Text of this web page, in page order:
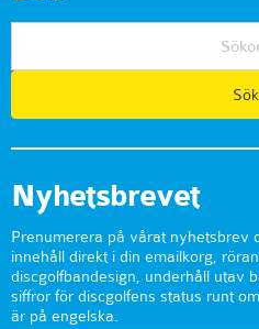
Nyhetsbrevet
Prenumerera på vårat nyhetsbrev
innehåll direkt i din emailkorg,
discgolfbandesign, underhåll utav
siffror för discgolfens status runt
är på engelska.